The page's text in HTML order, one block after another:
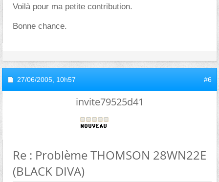
Voilà pour ma petite contribution.
Bonne chance.
27/06/2005, 10h57 #6
invite79525d41
Re : Problème THOMSON 28WN22E
(BLACK DIVA)